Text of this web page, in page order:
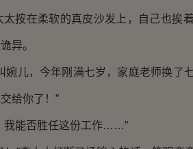
在柔软的真皮沙发上，自己也挨
异。
儿，今年刚满七岁，家庭老师换了
给你了！”
能否胜任这份工作……”